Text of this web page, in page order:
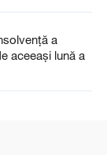
a
aceeași lună a